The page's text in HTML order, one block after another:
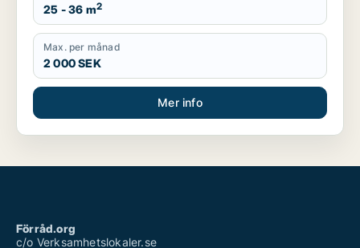
25 - 36 m2
Max. per månad
2 000 SEK
Mer info
Förråd.org
c/o Verksamhetslokaler.se